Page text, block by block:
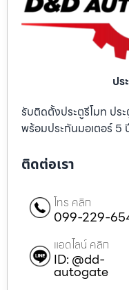
ปร
รับติดตั้งประตูรีโมท ปร
พร้อมประกันมอเตอร์ 5
ติดต่อเรา
โทร คลิก
099-229-
แอดไลน์ คลิก
ID: @dd-
autogate